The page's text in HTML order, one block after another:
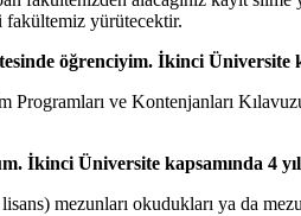
yürütecektir.
öğrenciyim. İkinci Üniversite
Programları ve Kontenjanları
İkinci Üniversite kapsamında 4
mezunları okudukları ya da